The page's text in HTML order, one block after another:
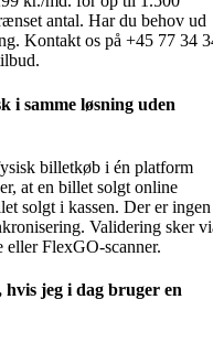
antal. Har du behov ud
Kontakt os på +45 77 34
i samme løsning uden
billetkøb i én platform
at en billet solgt online
solgt i kassen. Der er ingen
Validering sker
FlexGO-scanner.
hvis jeg i dag bruger en